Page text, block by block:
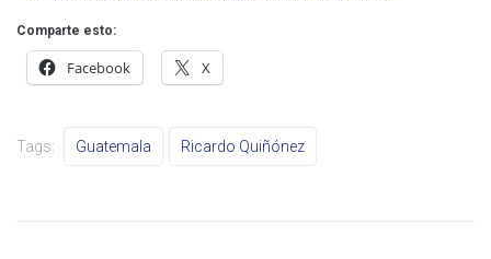
Comparte esto:
Facebook X
Tags: Guatemala Ricardo Quiñónez